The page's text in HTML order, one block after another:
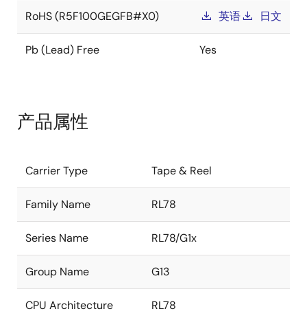
RoHS (R5F100GEGFB#X0) 英语 日文
Pb (Lead) Free Yes
产品属性
Carrier Type Tape & Reel
Family Name RL78
Series Name RL78/G1x
Group Name G13
CPU Architecture RL78